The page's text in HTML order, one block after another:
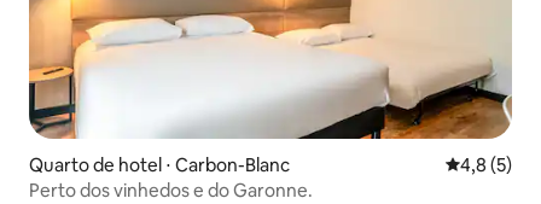
Quarto de hotel ⋅ Carbon-Blanc 4,8 de
4,8 (5)
Perto dos vinhedos e do Garonne.